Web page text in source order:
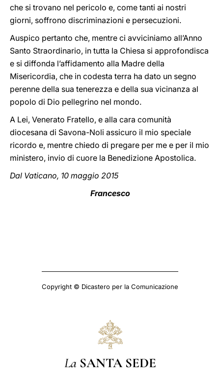
che si trovano nel pericolo e, come tanti ai nostri
giorni, soffrono discriminazioni e persecuzioni.
Auspico pertanto che, mentre ci avviciniamo all’Anno
Santo Straordinario, in tutta la Chiesa si approfondisca
e si diffonda l’affidamento alla Madre della
Misericordia, che in codesta terra ha dato un segno
perenne della sua tenerezza e della sua vicinanza al
popolo di Dio pellegrino nel mondo.
A Lei, Venerato Fratello, e alla cara comunità
diocesana di Savona-Noli assicuro il mio speciale
ricordo e, mentre chiedo di pregare per me e per il mio
ministero, invio di cuore la Benedizione Apostolica.
Dal Vaticano, 10 maggio 2015
Francesco
Copyright © Dicastero per la Comunicazione
La SANTA SEDE